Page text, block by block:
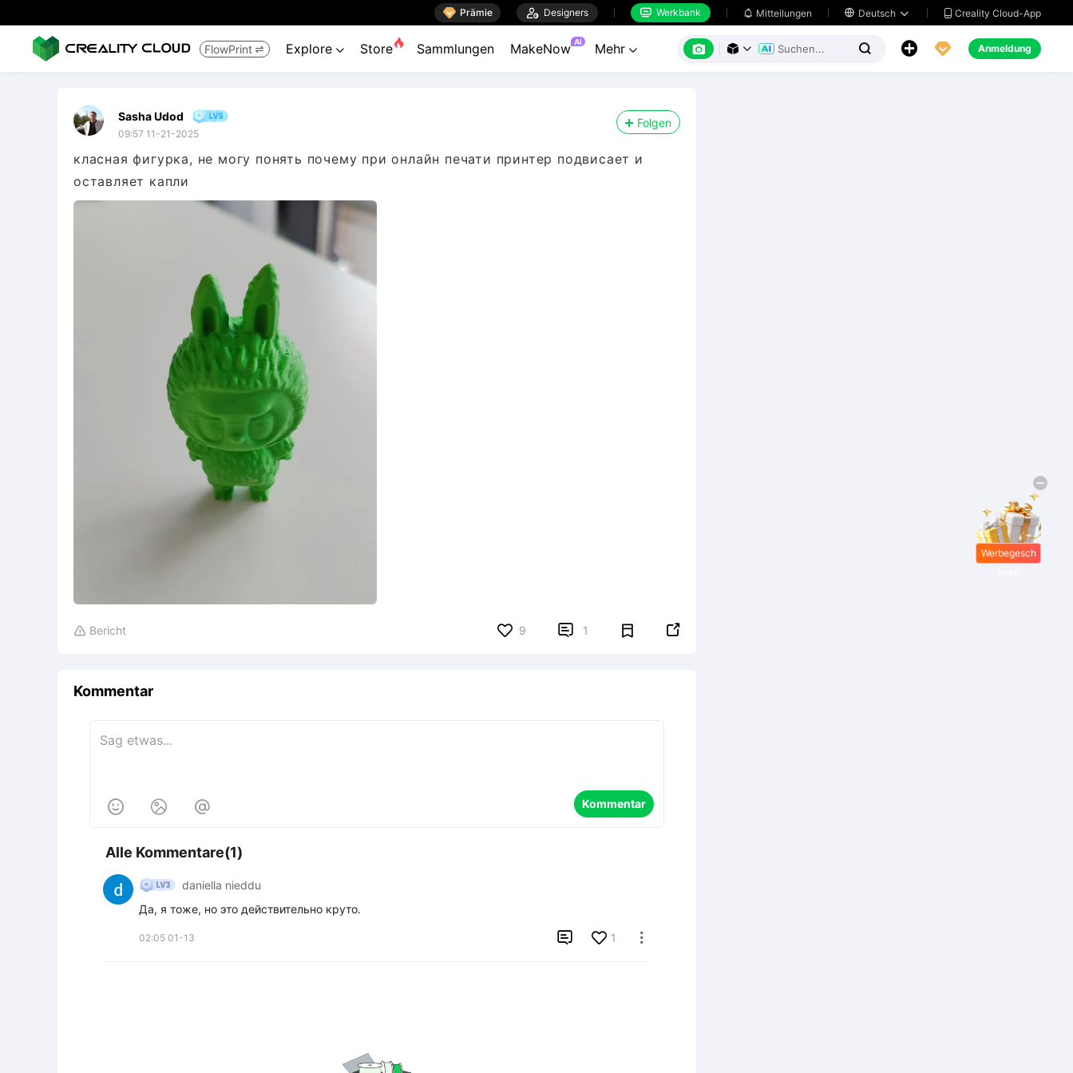
 Prämie  Designers  Werkbank  Mitteilungen  Deutsch   Creality Cloud-App
FlowPrint  Explore  Store Sammlungen MakeNow AI Mehr        Anmeldung
Sasha Udod
09:57 11-21-2025
Folgen
класная фигурка, не могу понять почему при онлайн печати принтер подвисает и
оставляет капли
 Bericht 9  1 
Kommentar
   Kommentar
Alle Kommentare(1)
daniella nieddu
Да, я тоже, но это действительно круто.
02:05 01-13  1 
Werbegesch